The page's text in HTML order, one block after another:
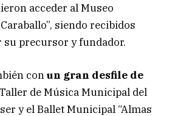
acceder al Museo
siendo recibidos
su precursor y fundador.
conun gran desfile de
de Música Municipal del
y el Ballet Municipal “Almas